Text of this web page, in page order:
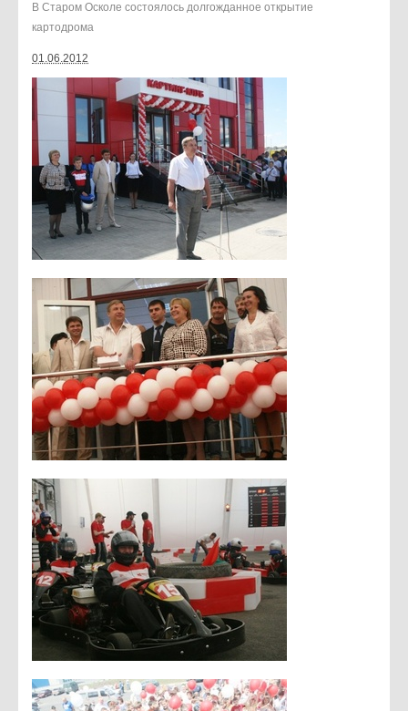
В Старом Осколе состоялось долгожданное открытие
картодрома
01.06.2012